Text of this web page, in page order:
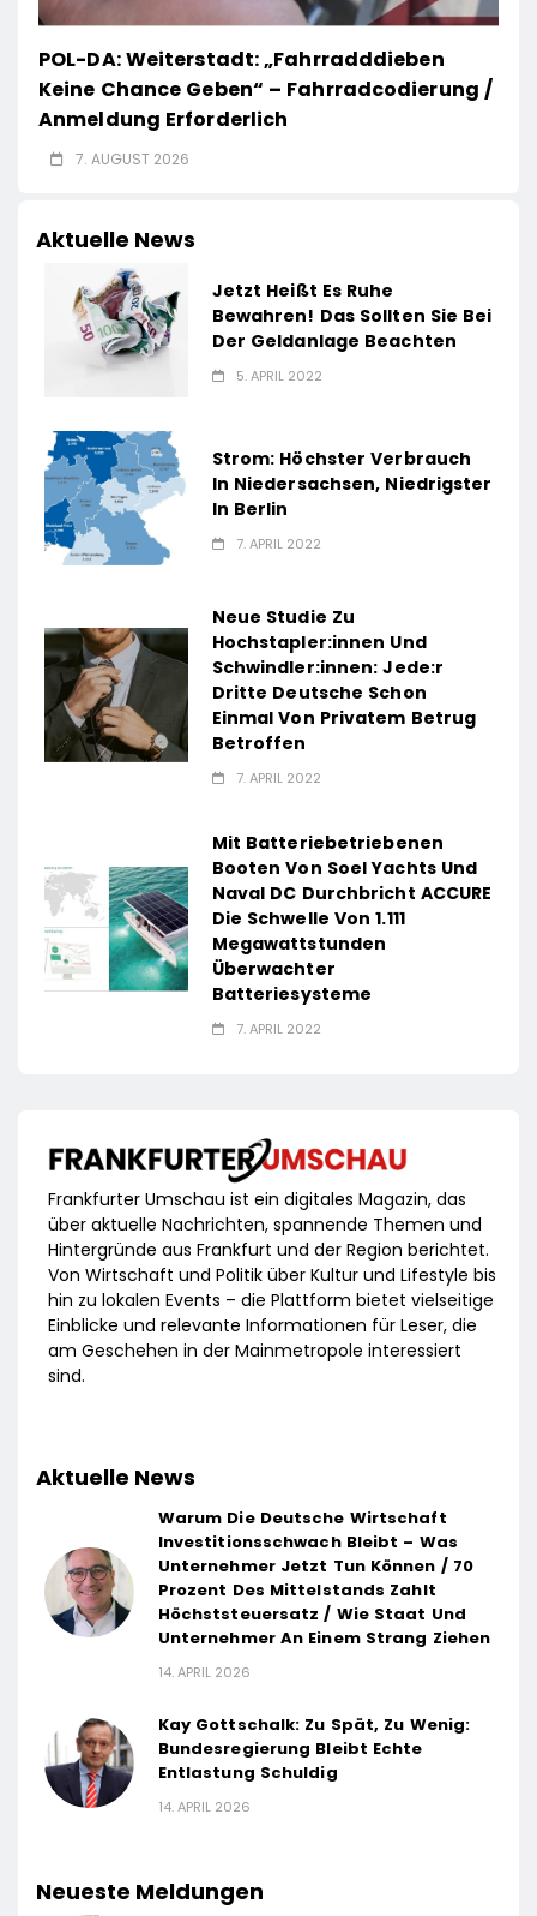
POL-DA: Weiterstadt: „Fahrradddieben
Keine Chance Geben“ – Fahrradcodierung /
Anmeldung Erforderlich
7. AUGUST 2026
Aktuelle News
Jetzt Heißt Es Ruhe
Bewahren! Das Sollten Sie Bei
Der Geldanlage Beachten
5. APRIL 2022
Strom: Höchster Verbrauch
In Niedersachsen, Niedrigster
In Berlin
7. APRIL 2022
Neue Studie Zu
Hochstapler:innen Und
Schwindler:innen: Jede:r
Dritte Deutsche Schon
Einmal Von Privatem Betrug
Betroffen
7. APRIL 2022
Mit Batteriebetriebenen
Booten Von Soel Yachts Und
Naval DC Durchbricht ACCURE
Die Schwelle Von 1.111
Megawattstunden
Überwachter
Batteriesysteme
7. APRIL 2022
Frankfurter Umschau ist ein digitales Magazin, das
über aktuelle Nachrichten, spannende Themen und
Hintergründe aus Frankfurt und der Region berichtet.
Von Wirtschaft und Politik über Kultur und Lifestyle bis
hin zu lokalen Events – die Plattform bietet vielseitige
Einblicke und relevante Informationen für Leser, die
am Geschehen in der Mainmetropole interessiert
sind.
Aktuelle News
Warum Die Deutsche Wirtschaft
Investitionsschwach Bleibt – Was
Unternehmer Jetzt Tun Können / 70
Prozent Des Mittelstands Zahlt
Höchststeuersatz / Wie Staat Und
Unternehmer An Einem Strang Ziehen
14. APRIL 2026
Kay Gottschalk: Zu Spät, Zu Wenig:
Bundesregierung Bleibt Echte
Entlastung Schuldig
14. APRIL 2026
Neueste Meldungen